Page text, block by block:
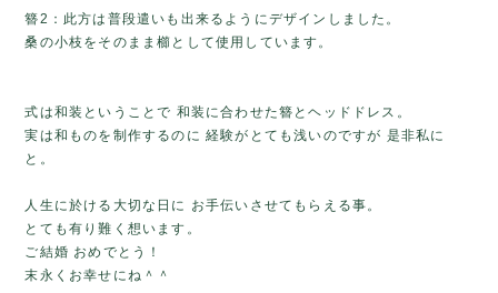
簪2：此方は普段遣いも出来るようにデザインしました。
桑の小枝をそのまま櫛として使用しています。
式は和装ということで 和装に合わせた簪とヘッドドレス。
実は和ものを制作するのに 経験がとても浅いのですが 是非私に
と。
人生に於ける大切な日に お手伝いさせてもらえる事。
とても有り難く想います。
ご結婚 おめでとう！
末永くお幸せにね＾＾